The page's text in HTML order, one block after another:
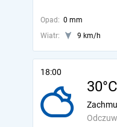
Opad: 0 mm
Wiatr:
9 km/h
18:00
30°C